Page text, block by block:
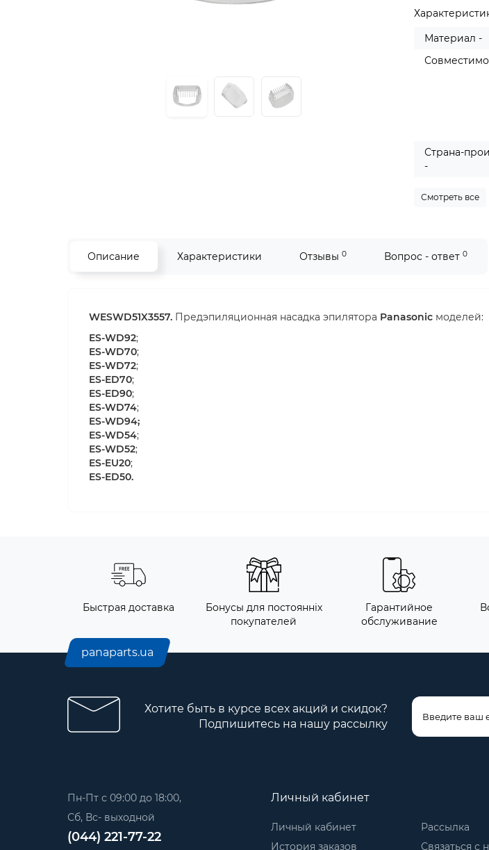
Материал -
Страна-
-
Смотреть все
Описание Характеристики Отзывы 0 Вопрос - ответ 0
WESWD51X3557. Предэпиляционная насадка эпилятора Panasonic моделей:
ES-WD92;
ES-WD70;
ES-WD72;
ES-ED70;
ES-ED90;
ES-WD74;
ES-WD94;
ES-WD54;
ES-WD52;
ES-EU20;
ES-ED50.
Быстрая доставка
Бонусы для постоянніх
покупателей
Гарантийное
обслуживание
panaparts.ua
Хотите быть в курсе всех акций и скидок?
Подпишитесь на нашу рассылку
Пн-Пт с 09:00 до 18:00,
Сб, Вс- выходной
(044) 221-77-22
Личный кабинет
Личный кабинет
История заказов
Рассылка
Связаться с